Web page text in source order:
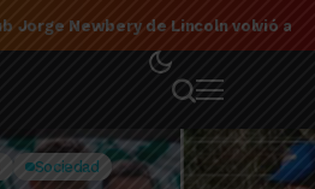
la campaña de El Linqueño en el
Sociedad